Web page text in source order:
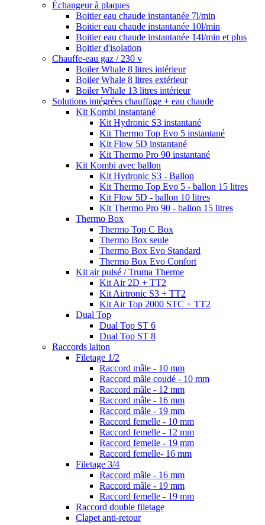
Échangeur à plaques
Boitier eau chaude instantanée 7l/min
Boitier eau chaude instantanée 10l/min
Boitier eau chaude instantanée 14l/min et plus
Boitier d'isolation
Chauffe-eau gaz / 230 v
Boiler Whale 8 litres intérieur
Boiler Whale 8 litres extérieur
Boiler Whale 13 litres intérieur
Solutions intégrées chauffage + eau chaude
Kit Kombi instantané
Kit Hydronic S3 instantané
Kit Thermo Top Evo 5 instantané
Kit Flow 5D instantané
Kit Thermo Pro 90 instantané
Kit Kombi avec ballon
Kit Hydronic S3 - Ballon
Kit Thermo Top Evo 5 - ballon 15 litres
Kit Flow 5D - ballon 10 litres
Kit Thermo Pro 90 - ballon 15 litres
Thermo Box
Thermo Top C Box
Thermo Box seule
Thermo Box Evo Standard
Thermo Box Evo Confort
Kit air pulsé / Truma Therme
Kit Air 2D + TT2
Kit Airtronic S3 + TT2
Kit Air Top 2000 STC + TT2
Dual Top
Dual Top ST 6
Dual Top ST 8
Raccords laiton
Filetage 1/2
Raccord mâle - 10 mm
Raccord mâle coudé - 10 mm
Raccord mâle - 12 mm
Raccord mâle - 16 mm
Raccord mâle - 19 mm
Raccord femelle - 10 mm
Raccord femelle - 12 mm
Raccord femelle - 19 mm
Raccord femelle- 16 mm
Filetage 3/4
Raccord mâle - 16 mm
Raccord mâle - 19 mm
Raccord femelle - 19 mm
Raccord double filetage
Clapet anti-retour